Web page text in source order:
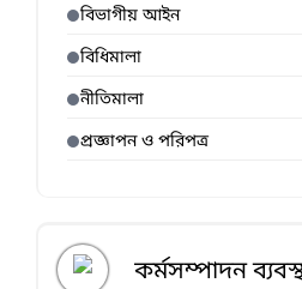
বিভাগীয় আইন
বিধিমালা
নীতিমালা
প্রজ্ঞাপন ও পরিপত্র
কর্মসম্পাদন